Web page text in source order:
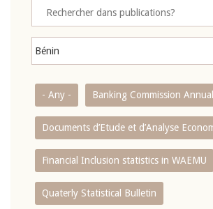
- Any - Banking Commission
Documents d’Etude et d’Analyse
Financial Inclusion statistics in WAEMU
Quaterly Statistical Bulletin